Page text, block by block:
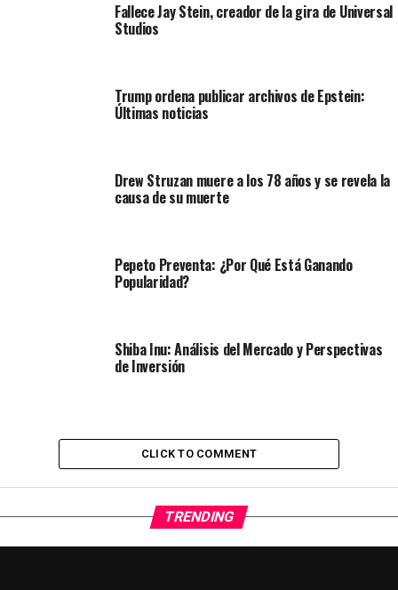
Fallece Jay Stein, creador de la gira de Universal
Studios
Trump ordena publicar archivos de Epstein:
Últimas noticias
Drew Struzan muere a los 78 años y se revela la
causa de su muerte
Pepeto Preventa: ¿Por Qué Está Ganando
Popularidad?
Shiba Inu: Análisis del Mercado y Perspectivas
de Inversión
CLICK TO COMMENT
TRENDING